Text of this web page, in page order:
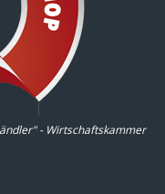
- Wirtschaftskammer